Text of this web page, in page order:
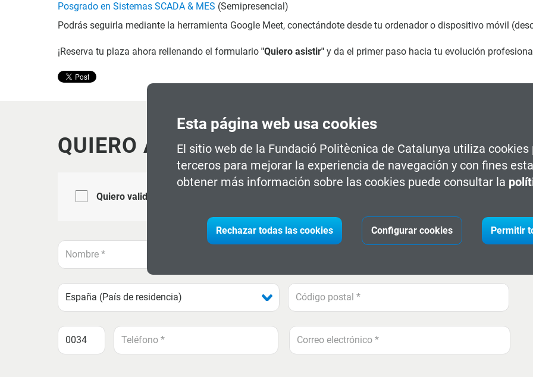
Esta página web usa cookies
El sitio web de la Fundació Politècnica de Catalunya utiliza cookies
terceros para mejorar la experiencia de navegación y con fines
obtener más información sobre las cookies puede consultar la
Rechazar todas las cookies Configurar cookies Permitir
Posgrado en Sistemas SCADA & MES (Semipresencial)
Podrás seguirla mediante la herramienta Google Meet, conectándote desde tu ordenador o dispositivo móvil
¡Reserva tu plaza ahora rellenando el formulario "Quiero asistir" y da el primer paso hacia tu evolución
QUIERO ASISTIR
Quiero validarme con las credenciales del campus My_Tech_Space